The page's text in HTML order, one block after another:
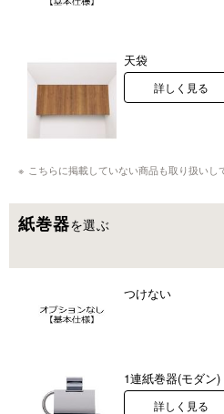
天袋
詳しく見る
こちらに掲載していない商品も取り扱いし
紙巻器を選ぶ
つけない
1連紙巻器(モダン)
詳しく見る